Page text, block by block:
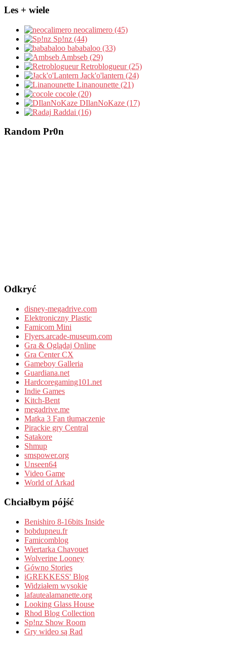
Les + wiele
neocalimero (45)
Sp!nz (44)
bababaloo (33)
Ambseb (29)
Retroblogueur (25)
Jack'o'lantern (24)
Linanounette (21)
cocole (20)
DIlanNoKaze (17)
Raddai (16)
Random Pr0n
Odkryć
disney-megadrive.com
Elektroniczny Plastic
Famicom Mini
Flyers.arcade-museum.com
Gra & Oglądaj Online
Gra Center CX
Gameboy Galleria
Guardiana.net
Hardcoregaming101.net
Indie Games
Kitch-Bent
megadrive.me
Matka 3 Fan tłumaczenie
Pirackie gry Central
Satakore
Shmup
smspower.org
Unseen64
Video Game
World of Arkad
Chciałbym pójść
Benishiro 8-16bits Inside
bobdupneu.fr
Famicomblog
Wiertarka Chavouet
Wolverine Looney
Gówno Stories
iGREKKESS' Blog
Widziałem wysokie
lafautealamanette.org
Looking Glass House
Rhod Blog Collection
Sp!nz Show Room
Gry wideo są Rad